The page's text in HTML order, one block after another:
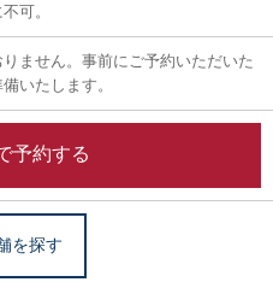
可。
ません。事前にご予約いただいた
いたします。
予約する
を探す